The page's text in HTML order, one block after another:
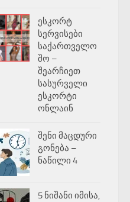
ესკორტ
სერვისები
საქართველო
შო –
შეარჩიეთ
სასურველი
ესკორტი
ონლაინ
შენი მაცდური
გონება –
ნაწილი 4
5 ნიშანი იმისა,